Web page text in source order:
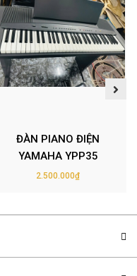
ĐÀN PIANO ĐIỆN
YAMAHA YPP35
2.500.000₫